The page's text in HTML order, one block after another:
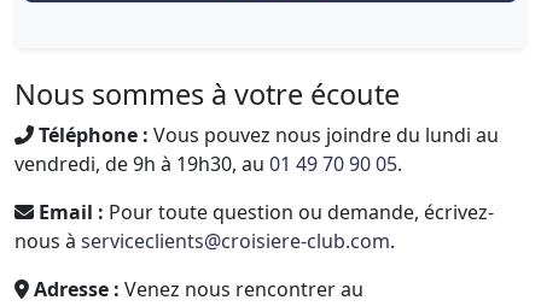
Nous sommes à votre écoute
Téléphone : Vous pouvez nous joindre du lundi au
vendredi, de 9h à 19h30, au 01 49 70 90 05.
Email : Pour toute question ou demande, écrivez-
nous à serviceclients@croisiere-club.com.
Adresse : Venez nous rencontrer au